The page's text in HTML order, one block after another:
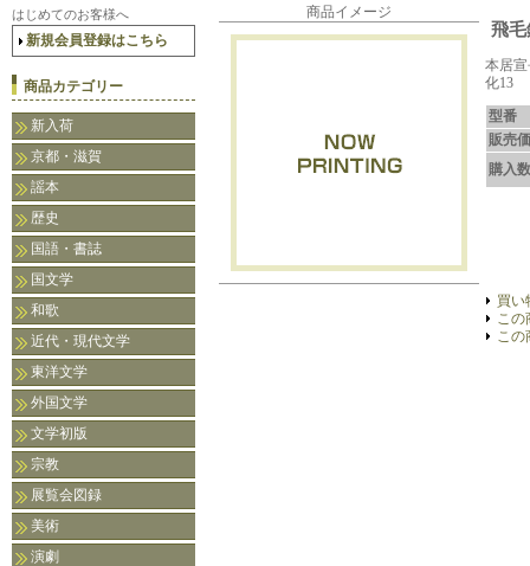
はじめてのお客様へ
新規会員登録はこちら
商品カテゴリー
新入荷
京都・滋賀
謡本
歴史
国語・書誌
国文学
和歌
近代・現代文学
東洋文学
外国文学
文学初版
宗教
展覧会図録
美術
演劇
商品イメージ
飛毛
本居
化13
型番
販売
購入数
買い
この
この